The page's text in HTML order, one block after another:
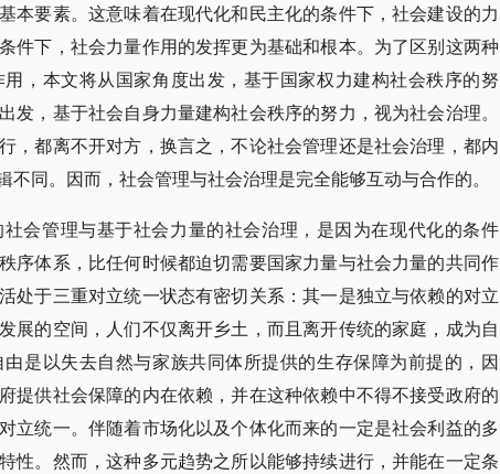
本要素。这意味着在现代化和民主化的条件下，社会建设的力
件下，社会力量作用的发挥更为基础和根本。为了区别这两种
，本文将从国家角度出发，基于国家权力建构社会秩序的努
发，基于社会自身力量建构社会秩序的努力，视为社会治理。
，都离不开对方，换言之，不论社会管理还是社会治理，都内
同。因而，社会管理与社会治理是完全能够互动与合作的。
会管理与基于社会力量的社会治理，是因为在现代化的条件
序体系，比任何时候都迫切需要国家力量与社会力量的共同作
处于三重对立统一状态有密切关系：其一是独立与依赖的对立
展的空间，人们不仅离开乡土，而且离开传统的家庭，成为自
是以失去自然与家族共同体所提供的生存保障为前提的，因
提供社会保障的内在依赖，并在这种依赖中不得不接受政府的
立统一。伴随着市场化以及个体化而来的一定是社会利益的多
性。然而，这种多元趋势之所以能够持续进行，并能在一定条